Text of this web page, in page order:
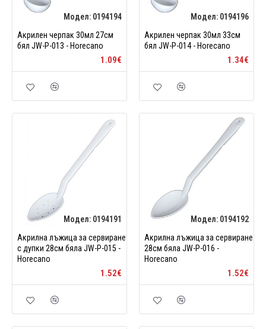
Модел: 0194194
Акрилен черпак 30мл 27см
бял JW-P-013 - Horecano
1.09€
Модел: 0194196
Акрилен черпак 30мл 33см
бял JW-P-014 - Horecano
1.34€
Модел: 0194191
Акрилна лъжица за сервиране
с дупки 28см бяла JW-P-015 -
Horecano
1.52€
Модел: 0194192
Акрилна лъжица за сервиране
28см бяла JW-P-016 -
Horecano
1.52€